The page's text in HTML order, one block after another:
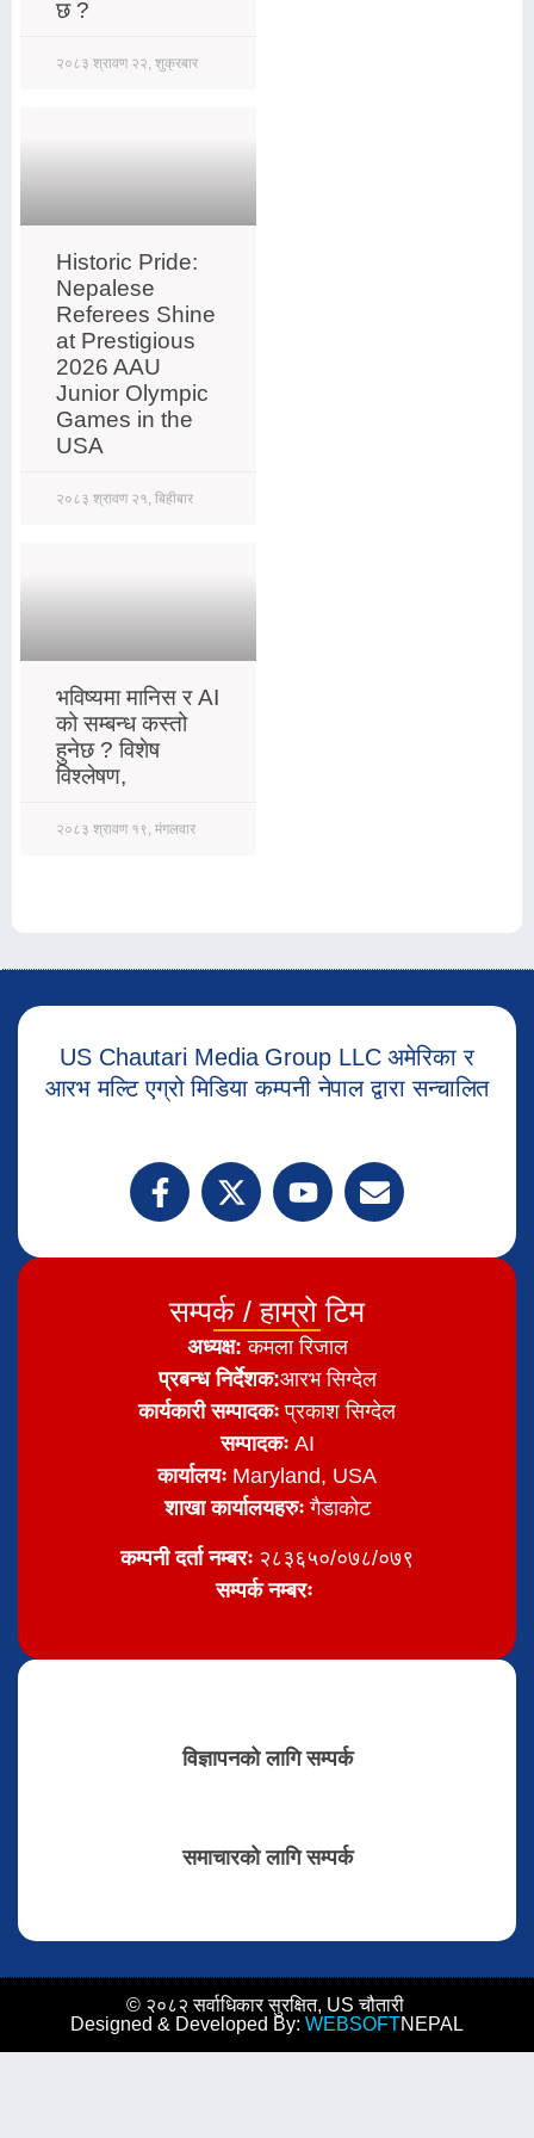
छ ?
२०८३ श्रावण २२, शुक्रबार
Historic Pride:
Nepalese
Referees Shine
at Prestigious
2026 AAU
Junior Olympic
Games in the
USA
२०८३ श्रावण २१, बिहीबार
भविष्यमा मानिस र AI
को सम्बन्ध कस्तो
हुनेछ ? विशेष
विश्लेषण,
२०८३ श्रावण १९, मंगलवार
US Chautari Media Group LLC अमेरिका र
आरभ मल्टि एग्रो मिडिया कम्पनी नेपाल द्वारा सन्चालित
सम्पर्क / हाम्रो टिम
अध्यक्ष:कमला रिजाल
प्रबन्ध निर्देशक:आरभ सिग्देल
कार्यकारी सम्पादकः प्रकाश सिग्देल
सम्पादकःAI
कार्यालयः Maryland, USA
शाखा कार्यालयहरुःगैडाकोट
कम्पनी दर्ता नम्बरः २८३६५०/०७८/०७९
सम्पर्क नम्बरः
विज्ञापनको लागि सम्पर्क
समाचारको लागि सम्पर्क
© २०८२ सर्वाधिकार सुरक्षित, US चौतारी
Designed & Developed By: WEBSOFTNEPAL